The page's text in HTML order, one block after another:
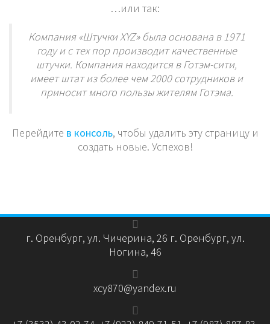
…или так:
Компания «Штучки XYZ» была основана в 1971
году и с тех пор производит качественные
штучки. Компания находится в Готэм-сити,
имеет штат из более чем 2000 сотрудников и
приносит много пользы жителям Готэма.
Перейдите в консоль, чтобы удалить эту страницу и
создать новые. Успехов!
г. Оренбург, ул. Чичерина, 26 г. Оренбург, ул.
Ногина, 46
xcy870@yandex.ru